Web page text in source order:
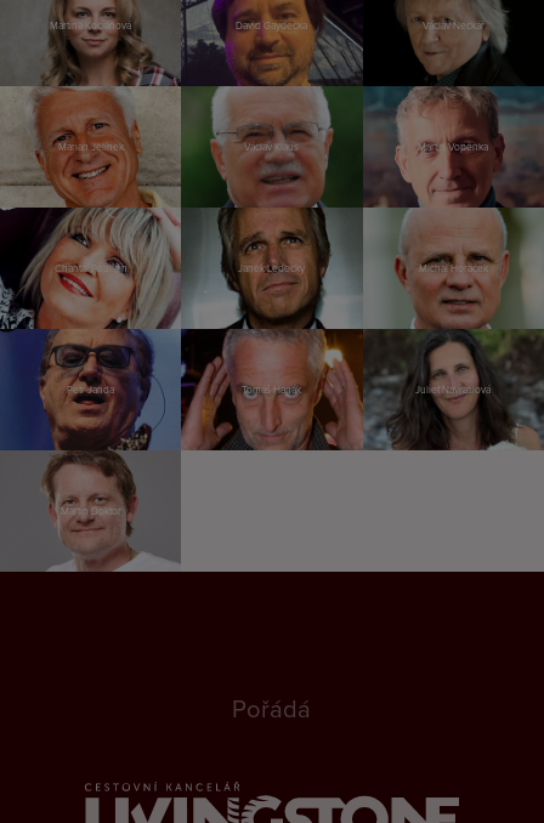
Martina Kociánová David Gaydečka Václav Neckář
Marian Jelínek Václav Klaus Martin Vopěnka
Chantal Poullain Janek Ledecký Michal Horáček
Petr Janda Tomáš Hanák Juliet Navrátilová
Martin Doktor
Pořádá